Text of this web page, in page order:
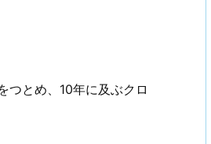
つとめ、10年に及ぶクロ